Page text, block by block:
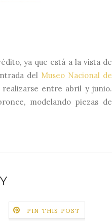
ya que está a la vista de
del Museo Nacional de
entre abril y junio.
modelando piezas de
PIN THIS POST